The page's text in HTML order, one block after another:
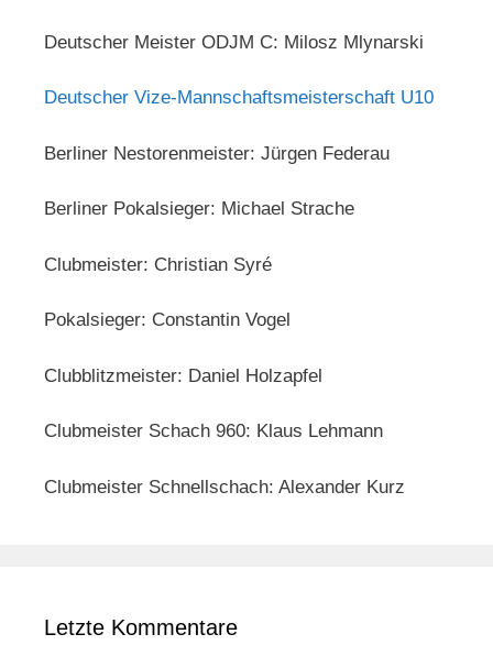
Deutscher Meister ODJM C: Milosz Mlynarski
Deutscher Vize-Mannschaftsmeisterschaft U10
Berliner Nestorenmeister: Jürgen Federau
Berliner Pokalsieger: Michael Strache
Clubmeister: Christian Syré
Pokalsieger: Constantin Vogel
Clubblitzmeister: Daniel Holzapfel
Clubmeister Schach 960: Klaus Lehmann
Clubmeister Schnellschach: Alexander Kurz
Letzte Kommentare